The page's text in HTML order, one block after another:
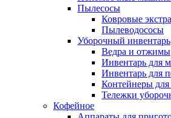
Пылесосы
Ковровые
Пылеводососы
Уборочный инвентарь
Ведра и отжимы
Инвентарь для
Инвентарь для
Контейнеры для
Тележки
Кофейное